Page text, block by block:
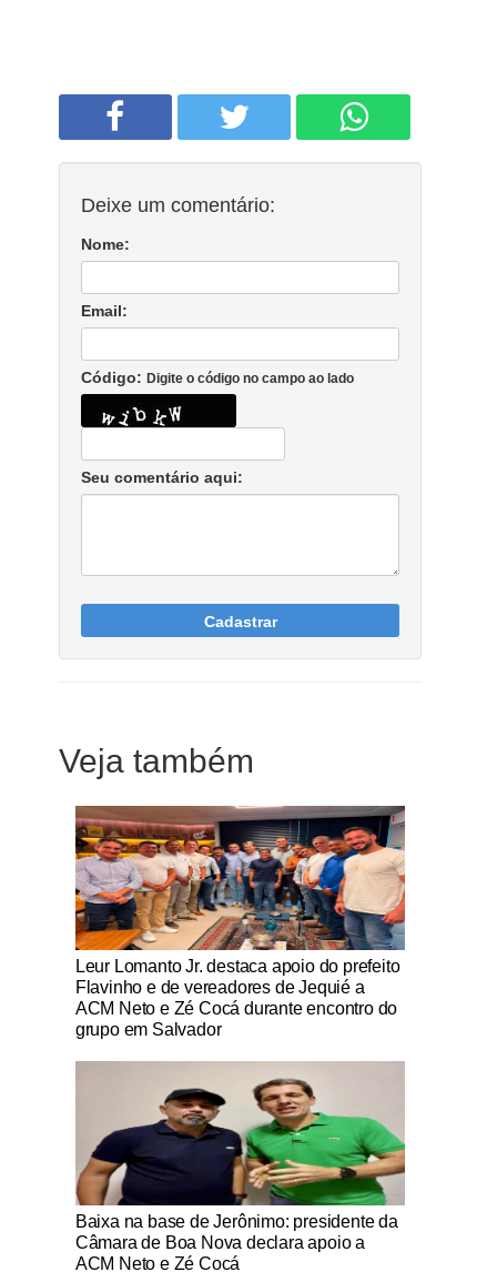
Deixe um comentário:
Nome:
Email:
Código: Digite o código no campo ao lado
Seu comentário aqui:
Cadastrar
Veja também
Notícias Católicas
Leur Lomanto Jr. destaca apoio do prefeito
Flavinho e de vereadores de Jequié a
ACM Neto e Zé Cocá durante encontro do
grupo em Salvador
Notícias Católicas
Baixa na base de Jerônimo: presidente da
Câmara de Boa Nova declara apoio a
ACM Neto e Zé Cocá